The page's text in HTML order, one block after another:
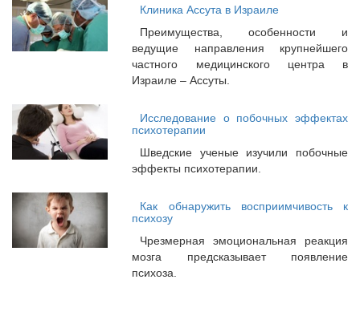
Клиника Ассута в Израиле
Преимущества, особенности и
ведущие направления крупнейшего
частного медицинского центра в
Израиле – Ассуты.
Исследование о побочных эффектах
психотерапии
Шведские ученые изучили побочные
эффекты психотерапии.
Как обнаружить восприимчивость к
психозу
Чрезмерная эмоциональная реакция
мозга предсказывает появление
психоза.